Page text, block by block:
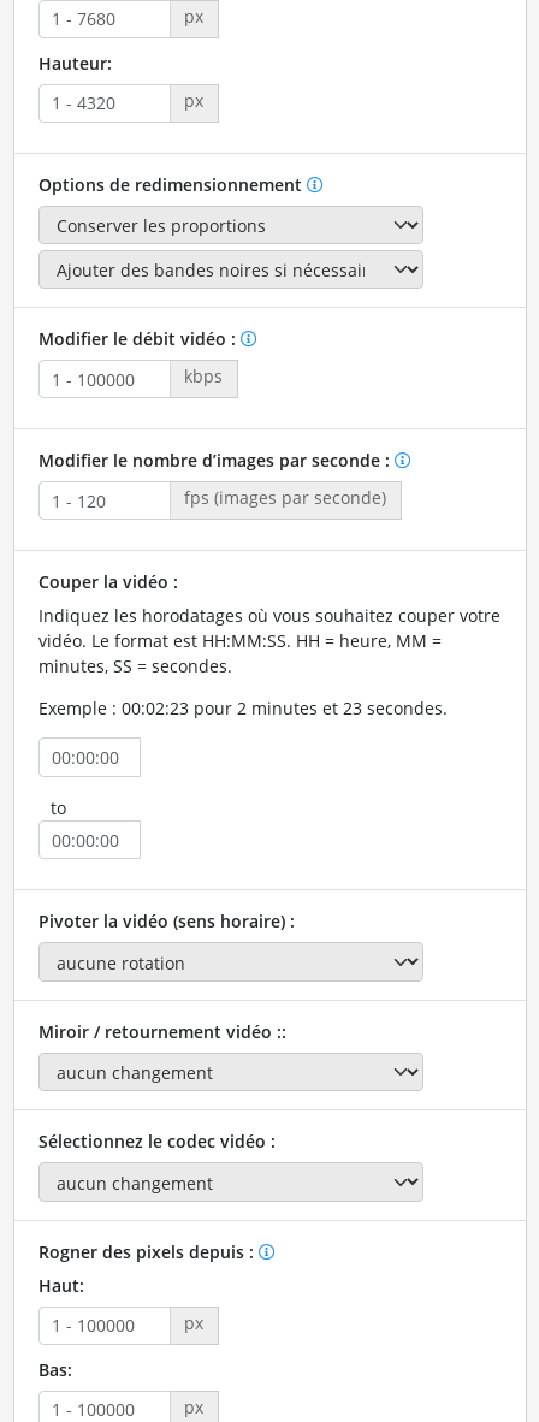
px
Hauteur:
px
Options de redimensionnement
Modifier le débit vidéo :
kbps
Modifier le nombre d’images par seconde :
fps (images par seconde)
Couper la vidéo :
Indiquez les horodatages où vous souhaitez couper votre
vidéo. Le format est HH:MM:SS. HH = heure, MM =
minutes, SS = secondes.
Exemple : 00:02:23 pour 2 minutes et 23 secondes.
to
Pivoter la vidéo (sens horaire) :
Miroir / retournement vidéo ::
Sélectionnez le codec vidéo :
Rogner des pixels depuis :
Haut:
px
Bas:
px